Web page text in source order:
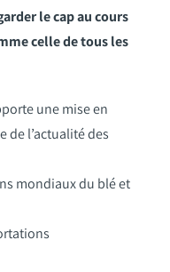
le cap au cours
celle de tous les
une mise en
de l’actualité des
mondiaux du blé et